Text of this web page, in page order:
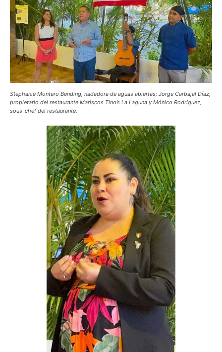
Stephanie Montero Bending, nadadora de aguas abiertas; Jorge Carbajal Díaz,
propietario del restaurante Mariscos Tino’s La Laguna y Mónico Rodríguez,
sous-chef del restaurante.